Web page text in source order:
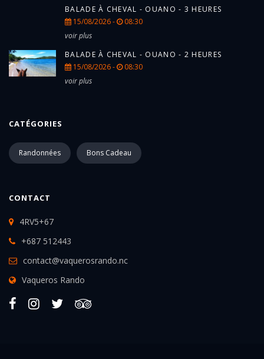
BALADE À CHEVAL - OUANO - 3 HEURES
15/08/2026 -
08:30
voir plus
BALADE À CHEVAL - OUANO - 2 HEURES
15/08/2026 -
08:30
voir plus
CATÉGORIES
Randonnées Bons Cadeau
CONTACT
4RV5+67
+687 512443
contact@vaquerosrando.nc
Vaqueros Rando